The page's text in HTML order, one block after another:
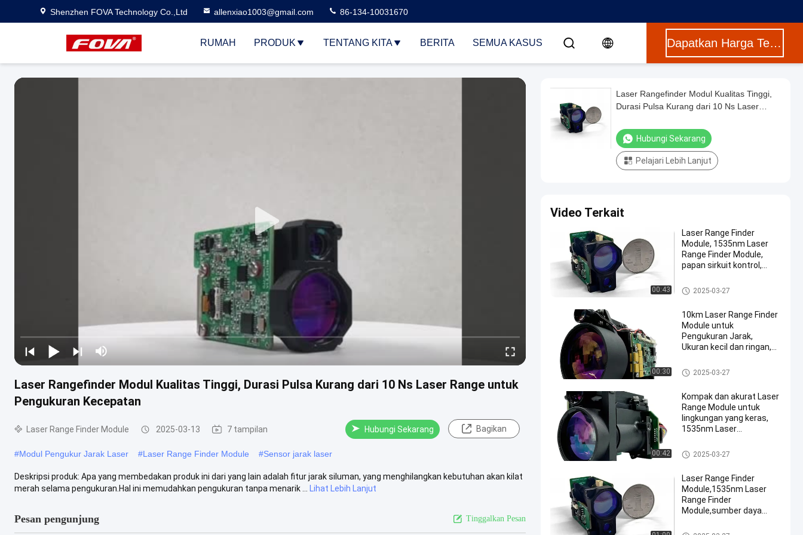
Shenzhen FOVA Technology Co.,Ltd allenxiao1003@gmail.com 86-134-10031670
RUMAH PRODUK TENTANG KITA BERITA SEMUA KASUS Dapatkan Harga Terbaik
Laser Rangefinder Modul Kualitas Tinggi, Durasi Pulsa Kurang dari 10 Ns Laser Range untuk
Pengukuran Kecepatan
Laser Range Finder Module 2025-03-13 7 tampilan Hubungi Sekarang Bagikan
#Modul Pengukur Jarak Laser #Laser Range Finder Module #Sensor jarak laser
Deskripsi produk: Apa yang membedakan produk ini dari yang lain adalah fitur jarak siluman, yang menghilangkan kebutuhan akan kilat
merah selama pengukuran.Hal ini memudahkan pengukuran tanpa menarik ...
Lihat Lebih Lanjut
Pesan pengunjung Tinggalkan Pesan
Laser Rangefinder Modul Kualitas Tinggi,
Durasi Pulsa Kurang dari 10 Ns Laser
Hubungi Sekarang
Pelajari Lebih Lanjut
Video Terkait
00:43
Laser Range Finder
Module, 1535nm Laser
Range Finder Module,
papan sirkuit kontrol,
optik
Laser Range Finder Module
2025-03-27
00:30
10km Laser Range Finder
Module untuk
Pengukuran Jarak,
Ukuran kecil dan ringan,
Finder Module
Laser Range Finder Module
2025-03-27
00:42
Kompak dan akurat Laser
Range Module untuk
lingkungan yang keras,
1535nm Laser
reflektansi difus ≥ 0.3,
kelembaban ≤ 80%,
2,3m×2,3m) berkisar jarak
≥6km.
Laser Range Finder Module
2025-03-27
Laser Range Finder
Module,1535nm Laser
Range Finder
Module,sumber daya
sinar,ukuran target:
Laser Range Finder Module